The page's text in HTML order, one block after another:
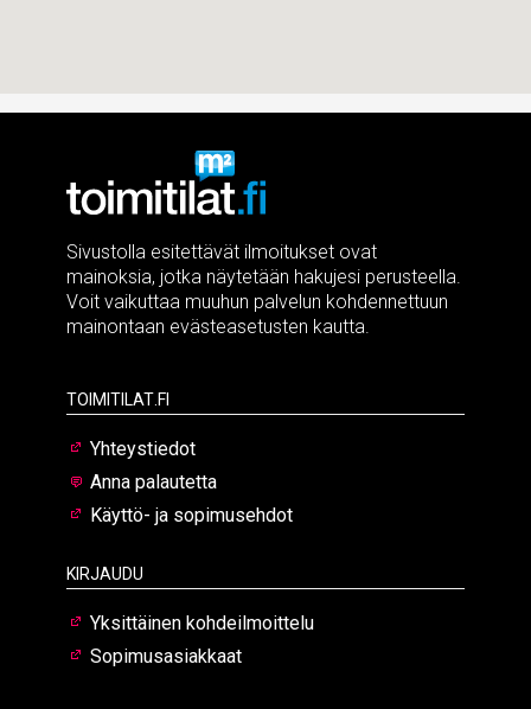
Sivustolla esitettävät ilmoitukset ovat
mainoksia, jotka näytetään hakujesi perusteella.
Voit vaikuttaa muuhun palvelun kohdennettuun
mainontaan evästeasetusten kautta.
Toimitilat.fi
Yhteystiedot
Anna palautetta
Käyttö- ja sopimusehdot
Kirjaudu
Yksittäinen kohdeilmoittelu
Sopimusasiakkaat